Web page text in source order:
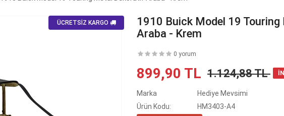
ÜCRETSİZ KARGO
1910 Buick Model 19
Araba - Krem
0 yorum
899,90 TL 1.124,88 TL
Marka
Hediye Mevsimi
Ürün Kodu:
HM3403-A4